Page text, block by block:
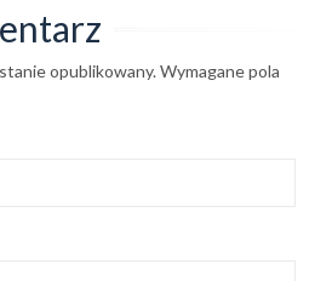
wyprzedzania
styk i
decyzja
opublikowany.Wymagane pola